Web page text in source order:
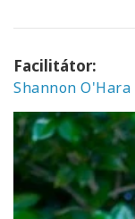
Facilitátor:
Shannon O'Hara